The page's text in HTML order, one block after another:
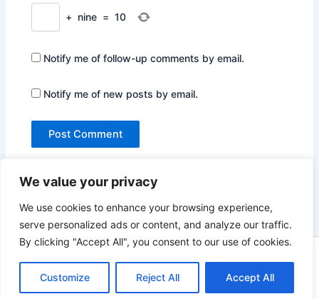
We value your privacy
We use cookies to enhance your browsing experience,
serve personalized ads or content, and analyze our traffic.
By clicking "Accept All", you consent to our use of cookies.
Customize Reject All Accept All
+ nine = 10
Notify me of follow-up comments by email.
Notify me of new posts by email.
Copyright © 2026 Not Only Hollywood | Powered byAstra
WordPress Theme